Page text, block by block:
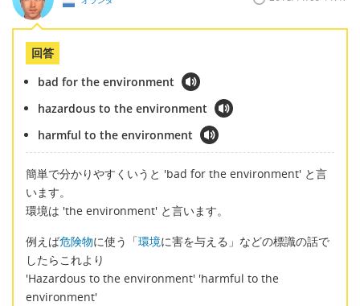
回答
bad for the environment
hazardous to the environment
harmful to the environment
簡単で分かりやすくいうと 'bad for the environment' と言
います。
環境は 'the environment' と言います。
例えば危険物に使う「環境に害を与える」などの標識の話で
したらこれより
'Hazardous to the environment' 'harmful to the
environment'